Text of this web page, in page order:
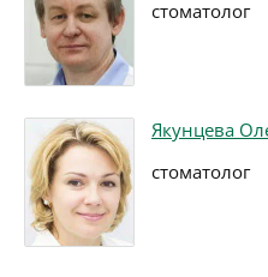
стоматолог
Якунцева
стоматолог